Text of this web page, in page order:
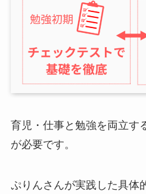
育児・仕事と勉強を両立す
が必要です。
ぷりんさんが実践した具体